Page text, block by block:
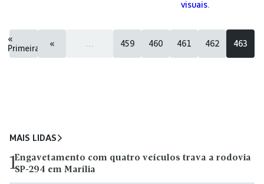
«
Primeira
« 459 460 461 462 463
MAIS LIDAS
1Engavetamento com quatro veículos trava a rodovia
SP-294 em Marília